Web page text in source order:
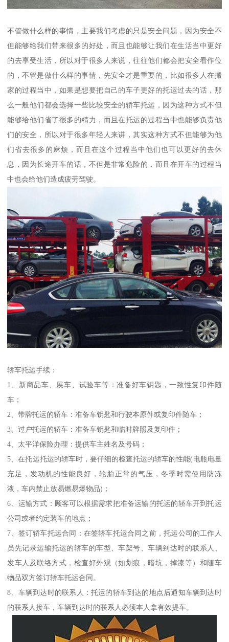
不管做什么样的事情，主要我们考虑的只是安全问题，因为安全不
但能够给我们带来很多的好处，而且也能够让我们在生活当中更好
的去享受生活，所以对于很多人来说，往往他们都会把安全看作位
的，不管是做什么样的事情，先安全才是重要的，比如很多人在搬
家的过程当中，如果是想要把自己的车子更好的托运过去的话，那
么一般他们都会选择一些比较安全的轿车托运，因为这种方式不但
能够给他们省了很多的精力，而且在托运的过程当中也能够负责他
们的安全，所以对于很多年轻人来讲，其实这种方式不但能够为他
们省去很多的麻烦，而且在这个过程当中他们也可以更好的去休
息，因为长途开车的话，不但是非常危险的，而且在开车的过程当
中也会给他们造成疲劳驾驶。
轿车托运手续：
1、新商品车、展车、试验车等：准备好车钥匙，一致性复印件随
车；
2、带牌托运的轿车：准备车钥匙和行驶本原件或复印件随车；
3、过户托运的轿车：准备车钥匙和临时牌照及复印件；
4、太平洋保险办理：提供车主姓名及号码；
5、在托运托运的轿车时，要仔细的检查托运的轿车的性能(电瓶电量
充足，发动机的性能良好，轮胎正常的气压，冬季时需使用防冻
液，车内禁止放易燃易爆物品)；
6、运输方式：顾客可以根据需求把准备运输的托运的轿车开到托运
公司或者约定装车的地点；
7、签订轿车托运合同：在签轿车托运合同之前，托运公司的工作人
员先记录运输托运的轿车的车型、车架号、车辆到达时的联系人、
发车人及联络方式，检查好外观（如划痕，暗坑，掉漆等）和随车
物品双方签订轿车托运合同。
8、车辆到达时的联系人：托运的轿车到达的地点后通知车辆到达时
的联系人接车，车辆到达时的联系人必须本人拿有效提车。